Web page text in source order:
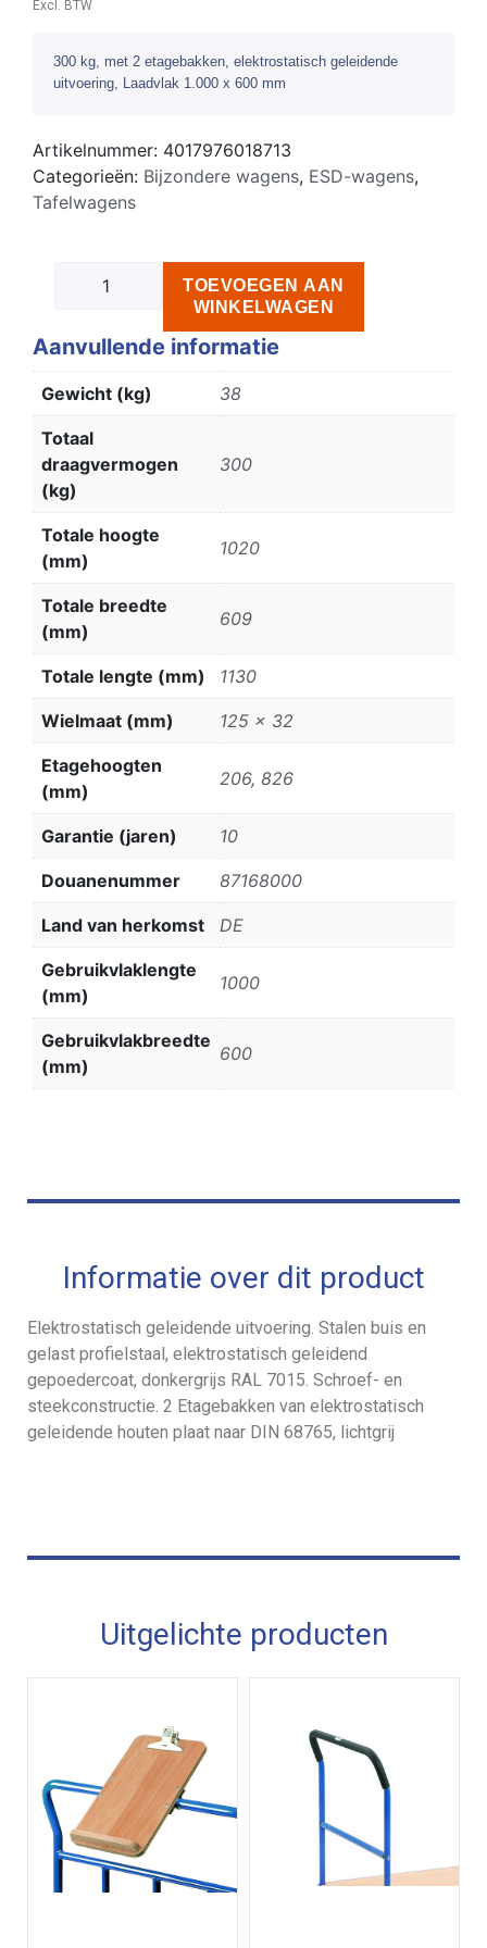
Excl. BTW
300 kg, met 2 etagebakken, elektrostatisch geleidende
uitvoering, Laadvlak 1.000 x 600 mm
Artikelnummer: 4017976018713
Categorieën: Bijzondere wagens, ESD-wagens,
Tafelwagens
TOEVOEGEN AAN
WINKELWAGEN
Aanvullende informatie
Gewicht (kg) 38
Totaal
draagvermogen
(kg)
300
Totale hoogte
(mm)
1020
Totale breedte
(mm)
609
Totale lengte (mm) 1130
Wielmaat (mm) 125 x 32
Etagehoogten
(mm)
206, 826
Garantie (jaren) 10
Douanenummer 87168000
Land van herkomst DE
Gebruikvlaklengte
(mm)
1000
Gebruikvlakbreedte
(mm)
600
Informatie over dit product
Elektrostatisch geleidende uitvoering. Stalen buis en
gelast profielstaal, elektrostatisch geleidend
gepoedercoat, donkergrijs RAL 7015. Schroef- en
steekconstructie. 2 Etagebakken van elektrostatisch
geleidende houten plaat naar DIN 68765, lichtgrij
Uitgelichte producten